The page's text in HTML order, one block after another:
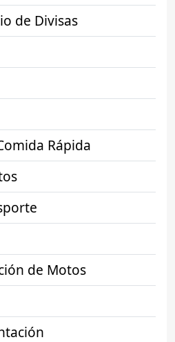
de Divisas
Rápida
de Motos